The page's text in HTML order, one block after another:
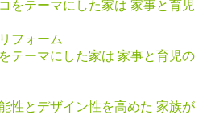
フォーム
テーマにした家は 家事と育児の